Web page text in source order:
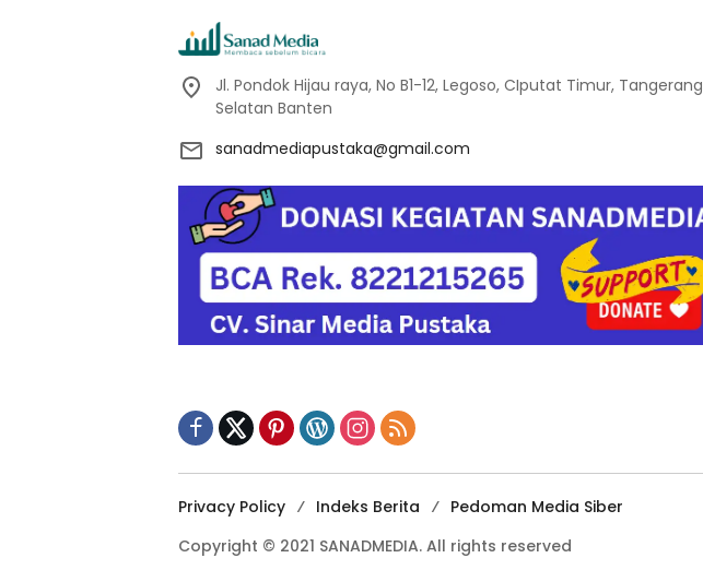
Jl. Pondok Hijau raya, No B1-12, Legoso, CIputat Timur, Tangerang
Selatan Banten
sanadmediapustaka@gmail.com
Privacy Policy Indeks Berita
Pedoman Media Siber
Copyright © 2021 SANADMEDIA. All rights reserved